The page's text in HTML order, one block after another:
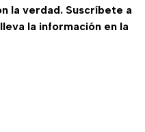
la verdad. Suscríbete a
la información en la